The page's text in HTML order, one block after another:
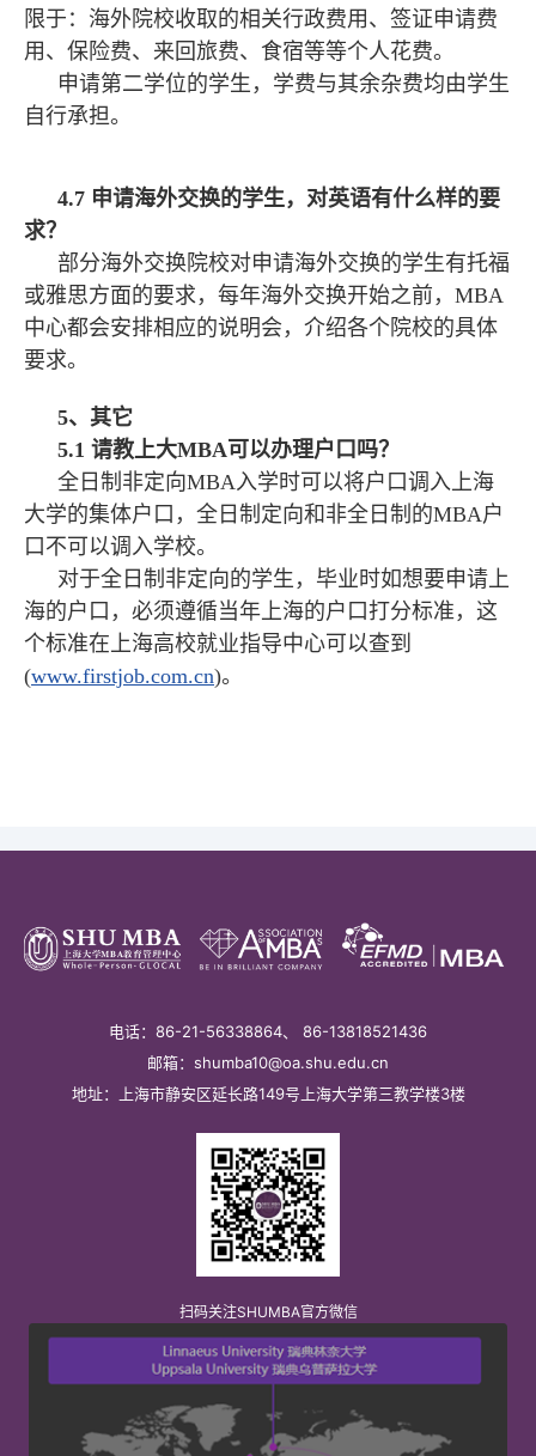
限于：海外院校收取的相关行政费用、签证申请费
用、保险费、来回旅费、食宿等等个人花费。
申请第二学位的学生，学费与其余杂费均由学生
自行承担。
4.7 申请海外交换的学生，对英语有什么样的要
求？
部分海外交换院校对申请海外交换的学生有托福
或雅思方面的要求，每年海外交换开始之前，MBA
中心都会安排相应的说明会，介绍各个院校的具体
要求。
5、其它
5.1 请教上大MBA可以办理户口吗？
全日制非定向MBA入学时可以将户口调入上海
大学的集体户口，全日制定向和非全日制的MBA户
口不可以调入学校。
对于全日制非定向的学生，毕业时如想要申请上
海的户口，必须遵循当年上海的户口打分标准，这
个标准在上海高校就业指导中心可以查到
(www.firstjob.com.cn)。
电话：86-21-56338864、 86-13818521436
邮箱：shumba10@oa.shu.edu.cn
地址：上海市静安区延长路149号上海大学第三教学楼3楼
扫码关注SHUMBA官方微信